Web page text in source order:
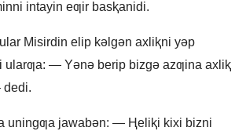
intayin eƣir basⱪanidi.
Misirdin elip kǝlgǝn axliⱪni yǝp
ularƣa: — Yǝnǝ berip bizgǝ azƣina axliⱪ
uningƣa jawabǝn: — Ⱨeliⱪi kixi bizni